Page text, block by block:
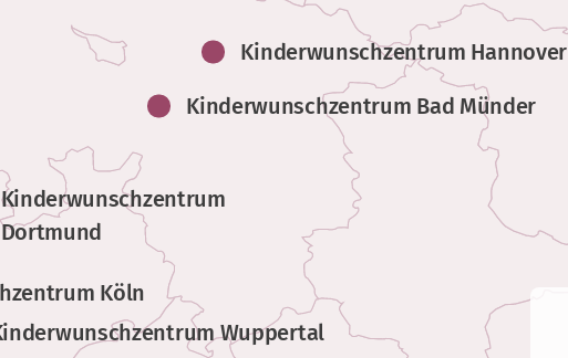
Kinderwunschzentrum Hannover
Kinderwunschzentrum
Dortmund
Köln
Kinderwunschzentrum Bad Münder
Wuppertal